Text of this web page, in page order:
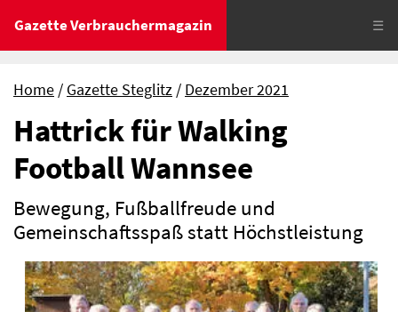
Gazette Verbrauchermagazin ☰
Home Gazette Steglitz Dezember 2021
Hattrick für Walking
Football Wannsee
Bewegung, Fußballfreude und
Gemeinschaftsspaß statt Höchstleistung